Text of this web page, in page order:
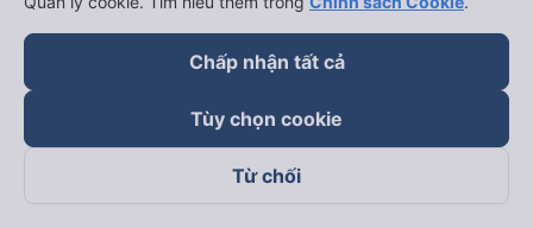
keyboard_arrow_down
keyboard_arrow_down
Hỗ trợ
Chấp nhận tất cả
Tùy chọn cookie
Từ chối